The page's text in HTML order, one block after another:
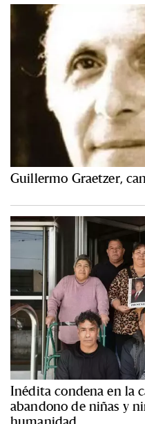
Guillermo Graetzer,
Inédita condena en la
abandono de niñas y